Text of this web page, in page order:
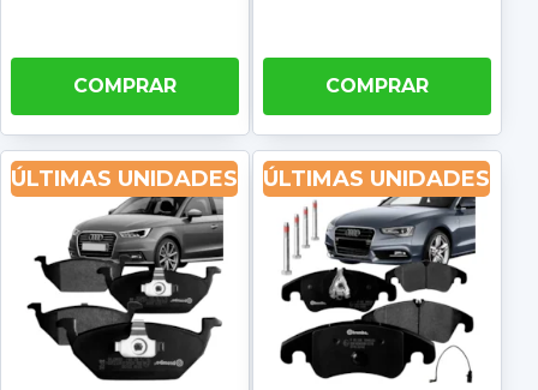
COMPRAR COMPRAR
ÚLTIMAS UNIDADES ÚLTIMAS UNIDADES